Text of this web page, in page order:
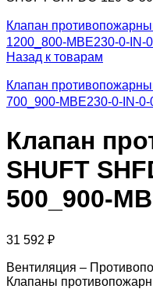
Клапан
1200_800-MBE230-0-IN-
Назад к товарам
Клапан
700_900-MBE230-0-IN-0-
Клапан
SHUFT
500_900-
31 592 ₽
Вентиляция –
Клапаны